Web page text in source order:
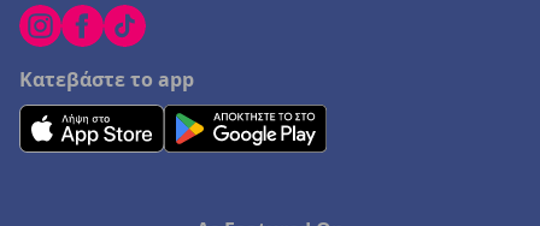
Κατεβάστε το app